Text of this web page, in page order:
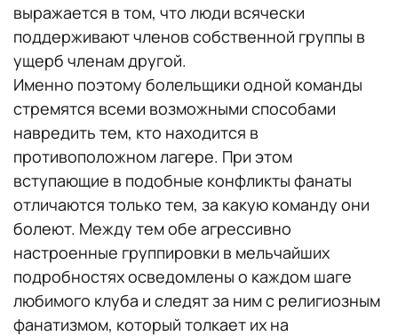
выражается в том, что люди всячески
поддерживают членов собственной группы в
ущерб членам другой.
Именно поэтому болельщики одной команды
стремятся всеми возможными способами
навредить тем, кто находится в
противоположном лагере. При этом
вступающие в подобные конфликты фанаты
отличаются только тем, за какую команду они
болеют. Между тем обе агрессивно
настроенные группировки в мельчайших
подробностях осведомлены о каждом шаге
любимого клуба и следят за ним с религиозным
фанатизмом, который толкает их на